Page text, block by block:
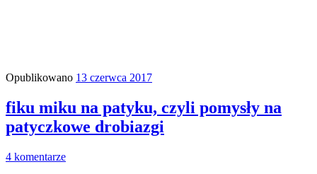
Opublikowano 13 czerwca 2017
fiku miku na patyku, czyli pomysły na
patyczkowe drobiazgi
4 komentarze